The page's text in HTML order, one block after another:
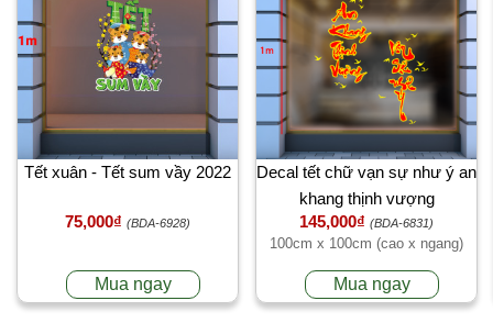
Tết xuân - Tết sum vầy 2022
75,000₫ (BDA-6928)
Mua ngay
Decal tết chữ vạn sự như ý an
khang thịnh vượng
145,000₫ (BDA-6831)
100cm x 100cm (cao x ngang)
Mua ngay